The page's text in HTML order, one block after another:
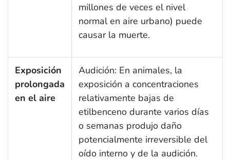
millones de veces el nivel
normal en aire urbano) puede
causar la muerte.
Exposición
prolongada
en el aire
Audición: En animales, la
exposición a concentraciones
relativamente bajas de
etilbenceno durante varios días
o semanas produjo daño
potencialmente irreversible del
oído interno y de la audición.